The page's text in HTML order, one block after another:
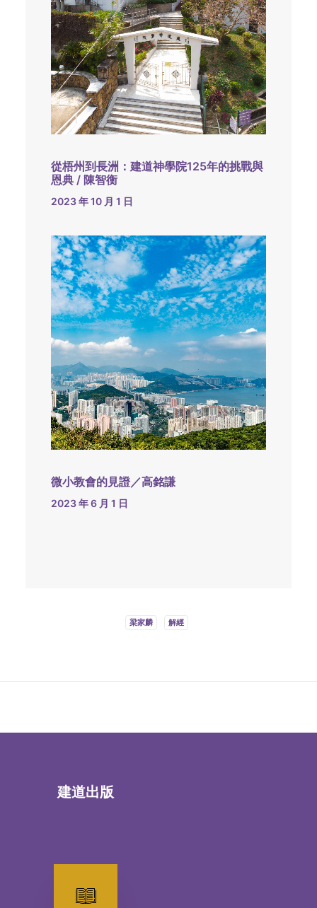
從梧州到長洲：建道神學院125年的挑戰與
恩典 / 陳智衡
2023 年 10 月 1 日
微小教會的見證／高銘謙
2023 年 6 月 1 日
梁家麟 解經
建道出版